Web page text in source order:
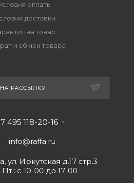
оплаты
доставки
на товар
и обмен товара
РАССЫЛКУ
495 118-20-16
info@raffa.ru
ул. Иркутская д.17 стр.3
с 10-00 до 17-00